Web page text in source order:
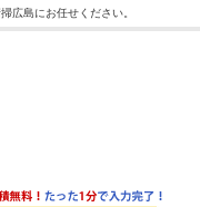
広島にお任せください。